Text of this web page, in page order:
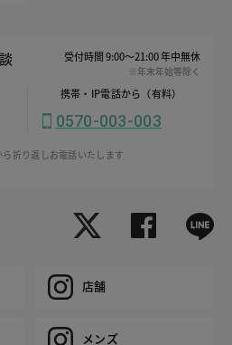
受付時間 9:00～21:00 年中無休
※年末年始等除く
携帯・IP電話から（有料）
0570-003-003
折り返しお電話いたします
店舗
メンズ